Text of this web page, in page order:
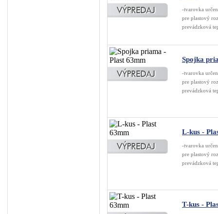
-tvarovka
pre plastový
prevádzková
Spojka
-tvarovka
pre plastový
prevádzková
L-kus -
-tvarovka
pre plastový
prevádzková
T-kus -